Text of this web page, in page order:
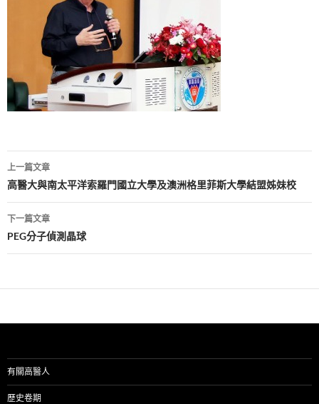
文
章
導
覽
上一篇文章
高醫大與南太平洋索羅門國立大學及澳洲格里菲斯大學結盟姊妹校
下一篇文章
PEG分子偵測晶球
有關高醫人
歷史卷期